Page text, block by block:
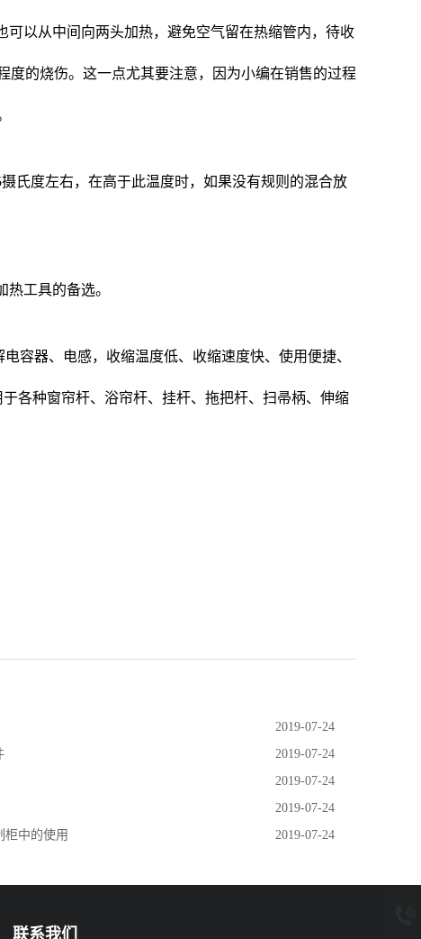
以从中间向两头加热，避免空气留在热缩管内，待收
度的烧伤。这一点尤其要注意，因为小编在销售的过程
氏度左右，在高于此温度时，如果没有规则的混合放
工具的备选。
容器、电感，收缩温度低、收缩速度快、使用便捷、
各种窗帘杆、浴帘杆、挂杆、拖把杆、扫帚柄、伸缩
2019-07-24
2019-07-24
2019-07-24
2019-07-24
柜中的使用 2019-07-24
联系我们